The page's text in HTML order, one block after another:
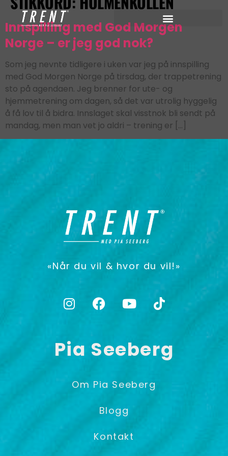
Innspilling med God Morgen
Norge – er jeg god nok?
Som jeg nevnte tidligere i uken var jeg på innspilling
med God Morgen Norge på tirsdag, der trappetrening
sto på agendaen. Jeg brenner for ute- og
hjemmetrening om dagen, så det var utrolig hyggelig
å få lov til å bidra. Innslaget skal visstnok bli sendt på
mandag, men man vet jo aldri – trening er […]
«Når du vil & hvor du vil!»
Pia Seeberg
Om Pia Seeberg
Blogg
Kontakt